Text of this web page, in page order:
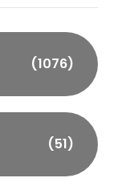
(1076)
(51)